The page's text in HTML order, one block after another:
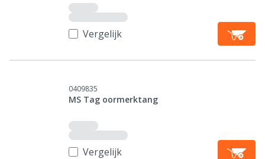
Vergelijk
0409835
MS Tag oormerktang
Vergelijk